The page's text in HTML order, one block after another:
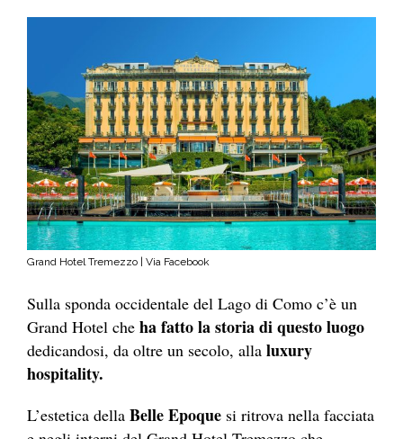
Grand Hotel Tremezzo | Via Facebook
Sulla sponda occidentale del Lago di Como c’è un
Grand Hotel che ha fatto la storia di questo luogo
dedicandosi, da oltre un secolo, alla luxury
hospitality.
L’estetica della Belle Epoque si ritrova nella facciata